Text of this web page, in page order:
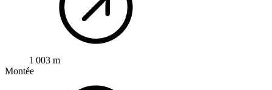
1 003 m
Montée